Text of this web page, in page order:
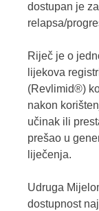
dostupan je
relapsa/
Riječ je o
lijekova
(Revlimid®)
nakon
učinak ili
prešao u
liječenja.
Udruga
dostupnost